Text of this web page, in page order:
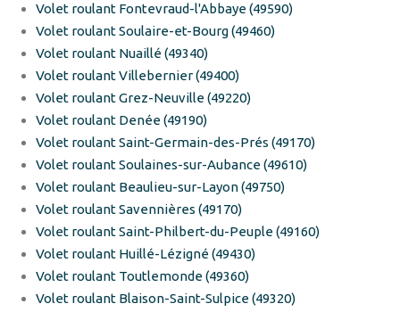
Volet roulant Fontevraud-l'Abbaye (49590)
Volet roulant Soulaire-et-Bourg (49460)
Volet roulant Nuaillé (49340)
Volet roulant Villebernier (49400)
Volet roulant Grez-Neuville (49220)
Volet roulant Denée (49190)
Volet roulant Saint-Germain-des-Prés (49170)
Volet roulant Soulaines-sur-Aubance (49610)
Volet roulant Beaulieu-sur-Layon (49750)
Volet roulant Savennières (49170)
Volet roulant Saint-Philbert-du-Peuple (49160)
Volet roulant Huillé-Lézigné (49430)
Volet roulant Toutlemonde (49360)
Volet roulant Blaison-Saint-Sulpice (49320)